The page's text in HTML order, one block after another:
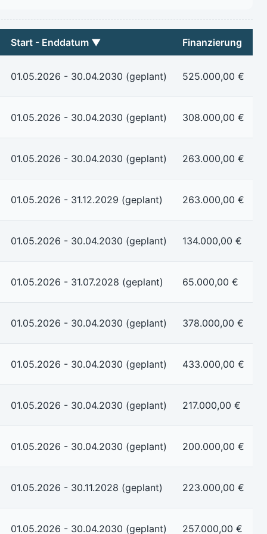
Start - Enddatum ▼ Finanzierung
01.05.2026 - 30.04.2030 (geplant) 525.000,00 €
01.05.2026 - 30.04.2030 (geplant) 308.000,00 €
01.05.2026 - 30.04.2030 (geplant) 263.000,00 €
01.05.2026 - 31.12.2029 (geplant) 263.000,00 €
01.05.2026 - 30.04.2030 (geplant) 134.000,00 €
01.05.2026 - 31.07.2028 (geplant) 65.000,00 €
01.05.2026 - 30.04.2030 (geplant) 378.000,00 €
01.05.2026 - 30.04.2030 (geplant) 433.000,00 €
01.05.2026 - 30.04.2030 (geplant) 217.000,00 €
01.05.2026 - 30.04.2030 (geplant) 200.000,00 €
01.05.2026 - 30.11.2028 (geplant) 223.000,00 €
01.05.2026 - 30.04.2030 (geplant) 257.000,00 €